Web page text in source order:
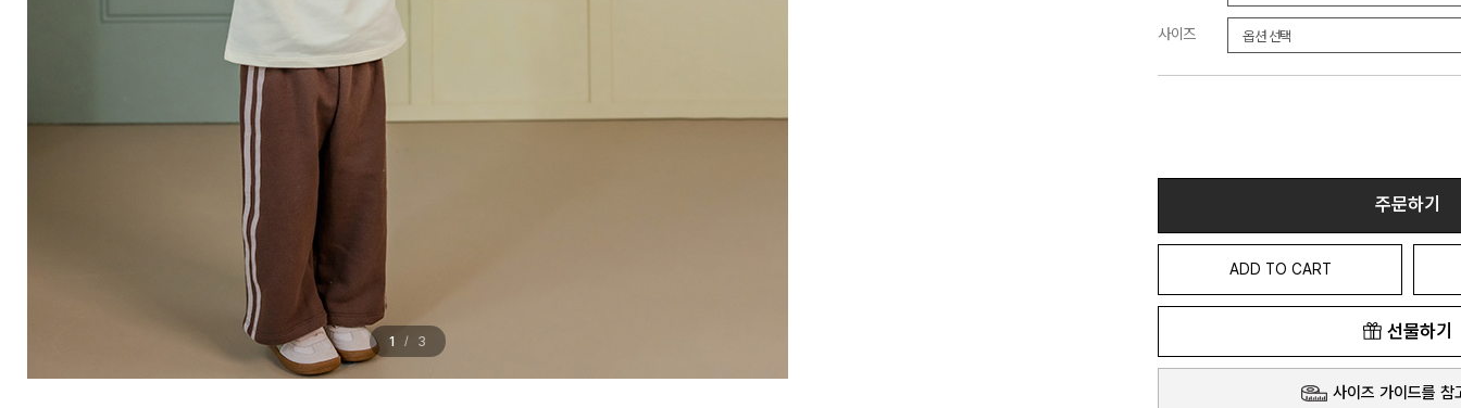
1 / 3
사이즈
주문하기
ADD TO CART
선물하기
사이즈 가이드를 참